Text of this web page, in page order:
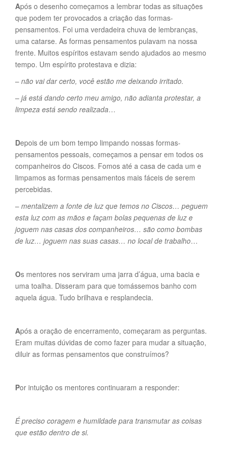
Após o desenho começamos a lembrar todas as situações
que podem ter provocados a criação das formas-
pensamentos. Foi uma verdadeira chuva de lembranças,
uma catarse. As formas pensamentos pulavam na nossa
frente. Muitos espíritos estavam sendo ajudados ao mesmo
tempo. Um espírito protestava e dizia:
– não vai dar certo, você estão me deixando irritado.
– já está dando certo meu amigo, não adianta protestar, a
limpeza está sendo realizada…
Depois de um bom tempo limpando nossas formas-
pensamentos pessoais, começamos a pensar em todos os
companheiros do Ciscos. Fomos até a casa de cada um e
limpamos as formas pensamentos mais fáceis de serem
percebidas.
– mentalizem a fonte de luz que temos no Ciscos… peguem
esta luz com as mãos e façam bolas pequenas de luz e
joguem nas casas dos companheiros… são como bombas
de luz… joguem nas suas casas… no local de trabalho…
Os mentores nos serviram uma jarra d’água, uma bacia e
uma toalha. Disseram para que tomássemos banho com
aquela água. Tudo brilhava e resplandecia.
Após a oração de encerramento, começaram as perguntas.
Eram muitas dúvidas de como fazer para mudar a situação,
diluir as formas pensamentos que construímos?
Por intuição os mentores continuaram a responder:
É preciso coragem e humildade para transmutar as coisas
que estão dentro de si.